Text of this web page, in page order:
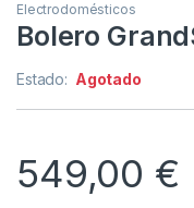
Electrodomésticos
Bolero
Estado: Agotado
549,00 €